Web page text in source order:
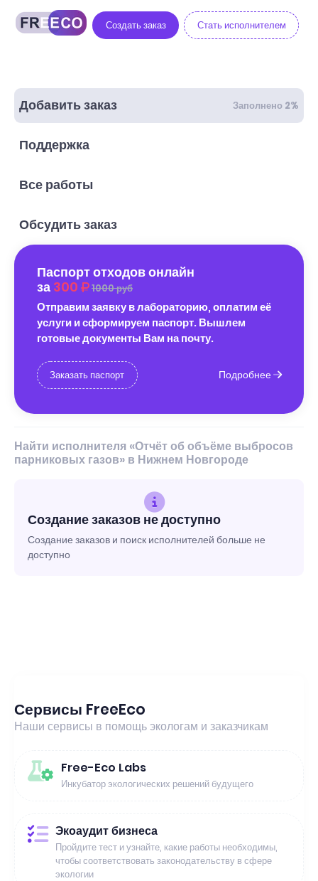
Создать заказ Стать исполнителем
Добавить заказ Заполнено 2%
Поддержка
Все работы
Обсудить заказ
Паспорт отходов онлайн
за 300 1000 руб
Отправим заявку в лабораторию, оплатим её
услуги и сформируем паспорт. Вышлем
готовые документы Вам на почту.
Заказать паспорт Подробнее
Найти исполнителя «Отчёт об объёме выбросов
парниковых газов» в Нижнем Новгороде
Создание заказов не доступно
Создание заказов и поиск исполнителей больше не
доступно
Сервисы FreeEco
Наши сервисы в помощь экологам и заказчикам
Free-Eco Labs
Инкубатор экологических решений будущего
Экоаудит бизнеса
Пройдите тест и узнайте, какие работы необходимы,
чтобы соответствовать законодательству в сфере
экологии